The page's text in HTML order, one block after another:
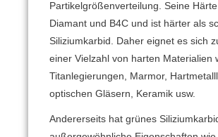
Partikelgrößenverteilung. Seine
Diamant und B4C und ist härter als
Siliziumkarbid. Daher eignet es sich
einer Vielzahl von harten Materialien
Titanlegierungen, Marmor,
optischen Gläsern, Keramik usw.
Andererseits hat grünes